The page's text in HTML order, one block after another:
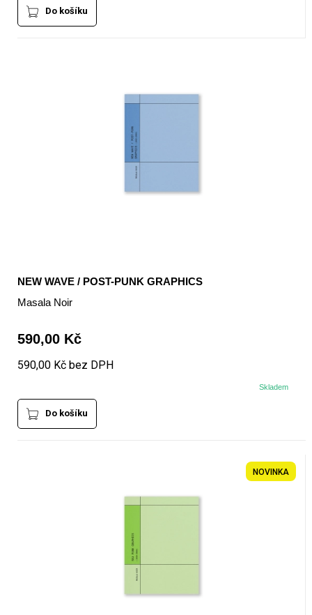
Do košíku
NEW WAVE / POST-PUNK GRAPHICS
Masala Noir
590,00 Kč
590,00 Kč bez DPH
Skladem
Do košíku
NOVINKA